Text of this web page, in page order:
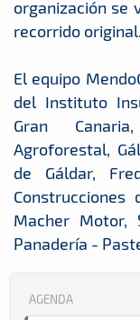
organización se
recorrido original.
El equipo
del Instituto
Gran
Agroforestal,
de Gáldar,
Construcciones
Macher Motor,
Panadería -
AGENDA